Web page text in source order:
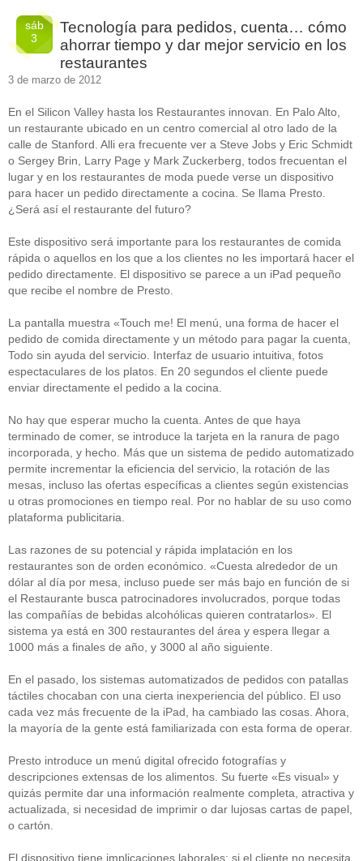
tapas(2)
sáb
3
Tecnología para pedidos, cuenta… cómo
ahorrar tiempo y dar mejor servicio en los
restaurantes
3 de marzo de 2012
En el Silicon Valley hasta los Restaurantes innovan. En Palo Alto,
un restaurante ubicado en un centro comercial al otro lado de la
calle de Stanford. Alli era frecuente ver a Steve Jobs y Eric Schmidt
o Sergey Brin, Larry Page y Mark Zuckerberg, todos frecuentan el
lugar y en los restaurantes de moda puede verse un dispositivo
para hacer un pedido directamente a cocina. Se llama Presto.
¿Será así el restaurante del futuro?
Este dispositivo será importante para los restaurantes de comida
rápida o aquellos en los que a los clientes no les importará hacer el
pedido directamente. El dispositivo se parece a un iPad pequeño
que recibe el nombre de Presto.
La pantalla muestra «Touch me! El menú, una forma de hacer el
pedido de comida directamente y un método para pagar la cuenta,
Todo sin ayuda del servicio. Interfaz de usuario intuitiva, fotos
espectaculares de los platos. En 20 segundos el cliente puede
enviar directamente el pedido a la cocina.
No hay que esperar mucho la cuenta. Antes de que haya
terminado de comer, se introduce la tarjeta en la ranura de pago
incorporada, y hecho. Más que un sistema de pedido automatizado
permite incrementar la eficiencia del servicio, la rotación de las
mesas, incluso las ofertas específicas a clientes según existencias
u otras promociones en tiempo real. Por no hablar de su uso como
plataforma publicitaria.
Las razones de su potencial y rápida implatación en los
restaurantes son de orden económico. «Cuesta alrededor de un
dólar al día por mesa, incluso puede ser más bajo en función de si
el Restaurante busca patrocinadores involucrados, porque todas
las compañías de bebidas alcohólicas quieren contratarlos». El
sistema ya está en 300 restaurantes del área y espera llegar a
1000 más a finales de año, y 3000 al año siguiente.
En el pasado, los sistemas automatizados de pedidos con patallas
táctiles chocaban con una cierta inexperiencia del público. El uso
cada vez más frecuente de la iPad, ha cambiado las cosas. Ahora,
la mayoría de la gente está familiarizada con esta forma de operar.
Presto introduce un menú digital ofrecido fotografías y
descripciones extensas de los alimentos. Su fuerte «Es visual» y
quizás permite dar una información realmente completa, atractiva y
actualizada, si necesidad de imprimir o dar lujosas cartas de papel,
o cartón.
El dispositivo tiene implicaciones laborales: si el cliente no necesita